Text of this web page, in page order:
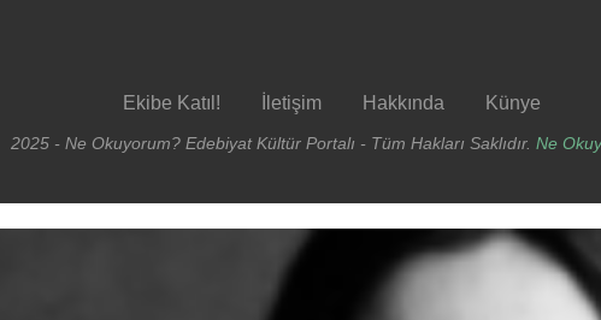
Ekibe Katıl! İletişim Hakkında Künye
2025 - Ne Okuyorum? Edebiyat Kültür Portalı - Tüm Hakları Saklıdır. Ne